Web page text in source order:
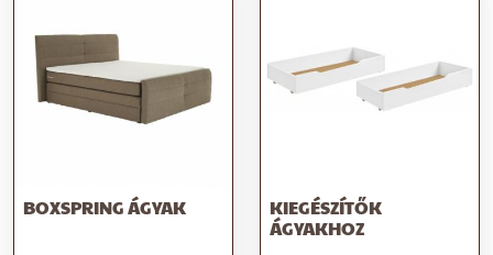
BOXSPRING ÁGYAK
KIEGÉSZÍTŐK
ÁGYAKHOZ